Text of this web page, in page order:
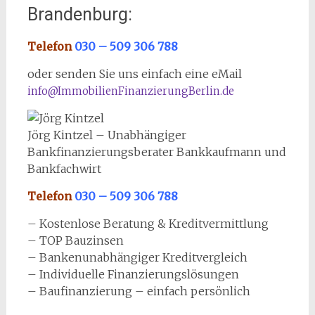
Brandenburg:
Telefon 030 – 509 306 788
oder senden Sie uns einfach eine eMail
info@ImmobilienFinanzierungBerlin.de
Jörg Kintzel – Unabhängiger
Bankfinanzierungsberater Bankkaufmann und
Bankfachwirt
Telefon 030 – 509 306 788
– Kostenlose Beratung & Kreditvermittlung
– TOP Bauzinsen
– Bankenunabhängiger Kreditvergleich
– Individuelle Finanzierungslösungen
– Baufinanzierung – einfach persönlich